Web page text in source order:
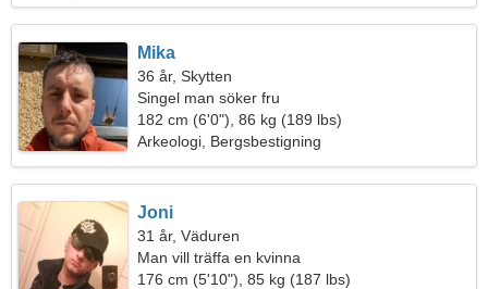
Mika
36 år, Skytten
Singel man söker fru
182 cm (6'0"), 86 kg (189 lbs)
Arkeologi, Bergsbestigning
Joni
31 år, Väduren
Man vill träffa en kvinna
176 cm (5'10"), 85 kg (187 lbs)